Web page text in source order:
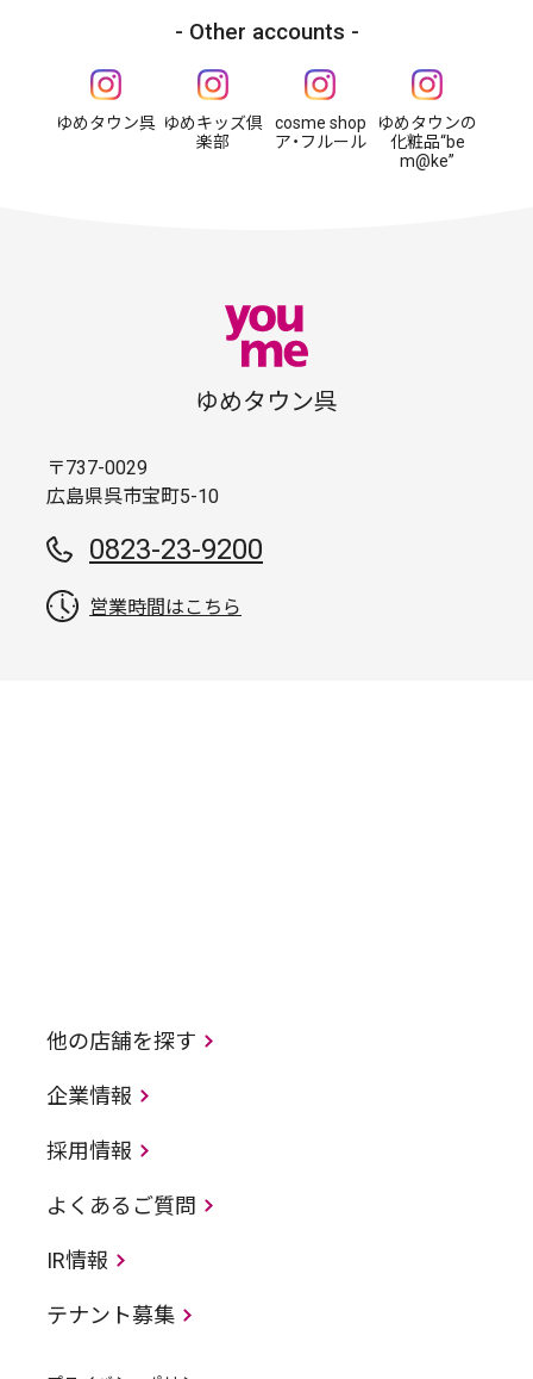
Other accounts
ゆめタウン呉 ゆめキッズ倶
楽部
cosme shop
ア・フルール
ゆめタウンの
化粧品“be
m@ke”
ゆめタウン呉
〒737-0029
広島県呉市宝町5-10
0823-23-9200
営業時間はこちら
他の店舗を探す
企業情報
採用情報
よくあるご質問
IR情報
テナント募集